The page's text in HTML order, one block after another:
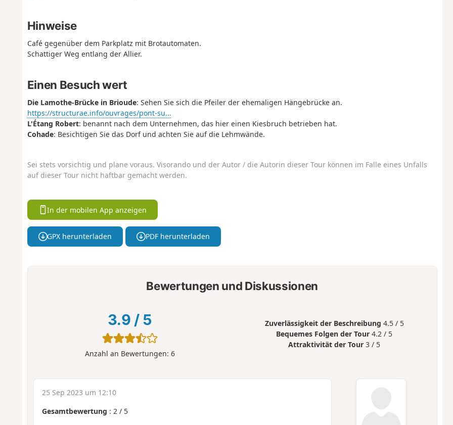
Hinweise
Café gegenüber dem Parkplatz mit Brotautomaten.
Schattiger Weg entlang der Allier.
Einen Besuch wert
Die Lamothe-Brücke in Brioude: Sehen Sie sich die Pfeiler der ehemaligen Hängebrücke an.
https://structurae.info/ouvrages/pont-su...
L'Étang Robert: benannt nach dem Unternehmen, das hier einen Kiesbruch betrieben hat.
Cohade: Besichtigen Sie das Dorf und achten Sie auf die Lehmwände.
Sei stets vorsichtig und plane voraus. Visorando und der Autor / die Autorin dieser Tour können im Falle eines Unfalls
auf dieser Tour nicht haftbar gemacht werden.
In der mobilen App anzeigen
GPX herunterladen PDF herunterladen
Bewertungen und Diskussionen
3.9 / 5
Anzahl an Bewertungen: 6
Zuverlässigkeit der Beschreibung 4.5 / 5
Bequemes Folgen der Tour 4.2 / 5
Attraktivität der Tour 3 / 5
25 Sep 2023 um 12:10
Gesamtbewertung : 2/ 5